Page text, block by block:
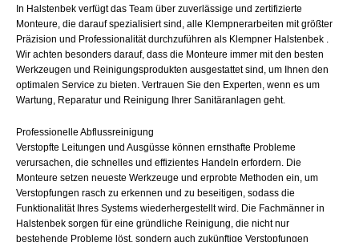
In Halstenbek verfügt das Team über zuverlässige und zertifizierte
Monteure, die darauf spezialisiert sind, alle Klempnerarbeiten mit größter
Präzision und Professionalität durchzuführen als Klempner Halstenbek .
Wir achten besonders darauf, dass die Monteure immer mit den besten
Werkzeugen und Reinigungsprodukten ausgestattet sind, um Ihnen den
optimalen Service zu bieten. Vertrauen Sie den Experten, wenn es um
Wartung, Reparatur und Reinigung Ihrer Sanitäranlagen geht.
Professionelle Abflussreinigung
Verstopfte Leitungen und Ausgüsse können ernsthafte Probleme
verursachen, die schnelles und effizientes Handeln erfordern. Die
Monteure setzen neueste Werkzeuge und erprobte Methoden ein, um
Verstopfungen rasch zu erkennen und zu beseitigen, sodass die
Funktionalität Ihres Systems wiederhergestellt wird. Die Fachmänner in
Halstenbek sorgen für eine gründliche Reinigung, die nicht nur
bestehende Probleme löst, sondern auch zukünftige Verstopfungen